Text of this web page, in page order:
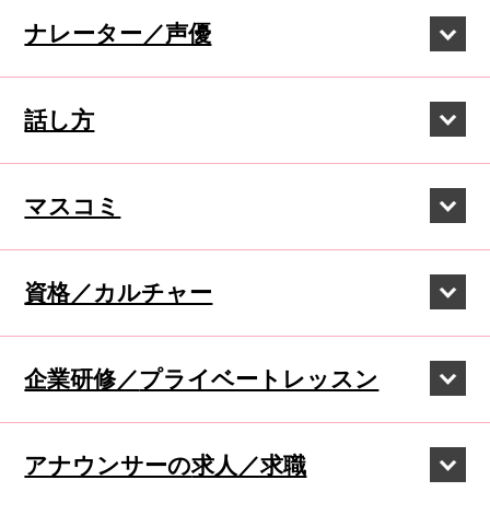
ナレーター／声優
話し方
マスコミ
資格／カルチャー
企業研修／プライベートレッスン
アナウンサーの求人／求職